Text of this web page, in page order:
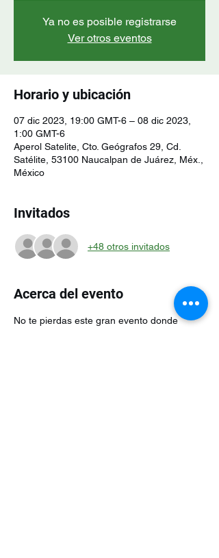
Ya no es posible registrarse
Ver otros eventos
Horario y ubicación
07 dic 2023, 19:00 GMT-6 – 08 dic 2023,
1:00 GMT-6
Aperol Satelite, Cto. Geógrafos 29, Cd.
Satélite, 53100 Naucalpan de Juárez, Méx.,
México
Invitados
+48 otros invitados
Acerca del evento
No te pierdas este gran evento donde